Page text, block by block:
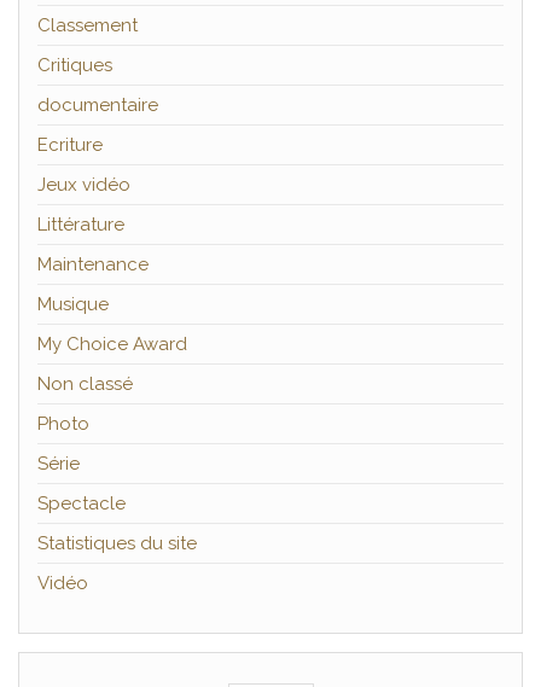
Classement
Critiques
documentaire
Ecriture
Jeux vidéo
Littérature
Maintenance
Musique
My Choice Award
Non classé
Photo
Série
Spectacle
Statistiques du site
Vidéo